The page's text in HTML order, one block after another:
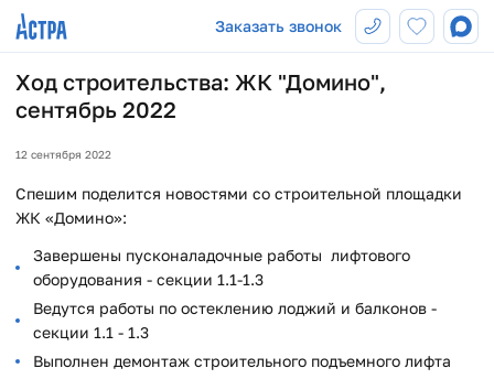
Заказать звонок
Ход строительства: ЖК "Домино",
сентябрь 2022
12 сентября 2022
Спешим поделится новостями со строительной площадки
ЖК «Домино»:
Завершены пусконаладочные работы лифтового
оборудования - секции 1.1-1.3
Ведутся работы по остеклению лоджий и балконов -
секции 1.1 - 1.3
Выполнен демонтаж строительного подъемного лифта